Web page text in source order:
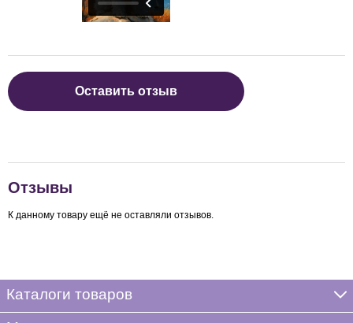
Оставить отзыв
Отзывы
К данному товару ещё не оставляли отзывов.
Каталоги товаров